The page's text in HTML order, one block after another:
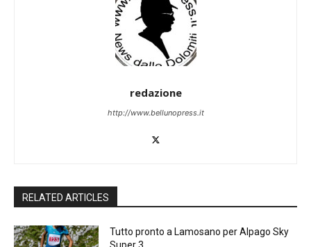
redazione
http://www.bellunopress.it
RELATED ARTICLES
Tutto pronto a Lamosano per Alpago Sky